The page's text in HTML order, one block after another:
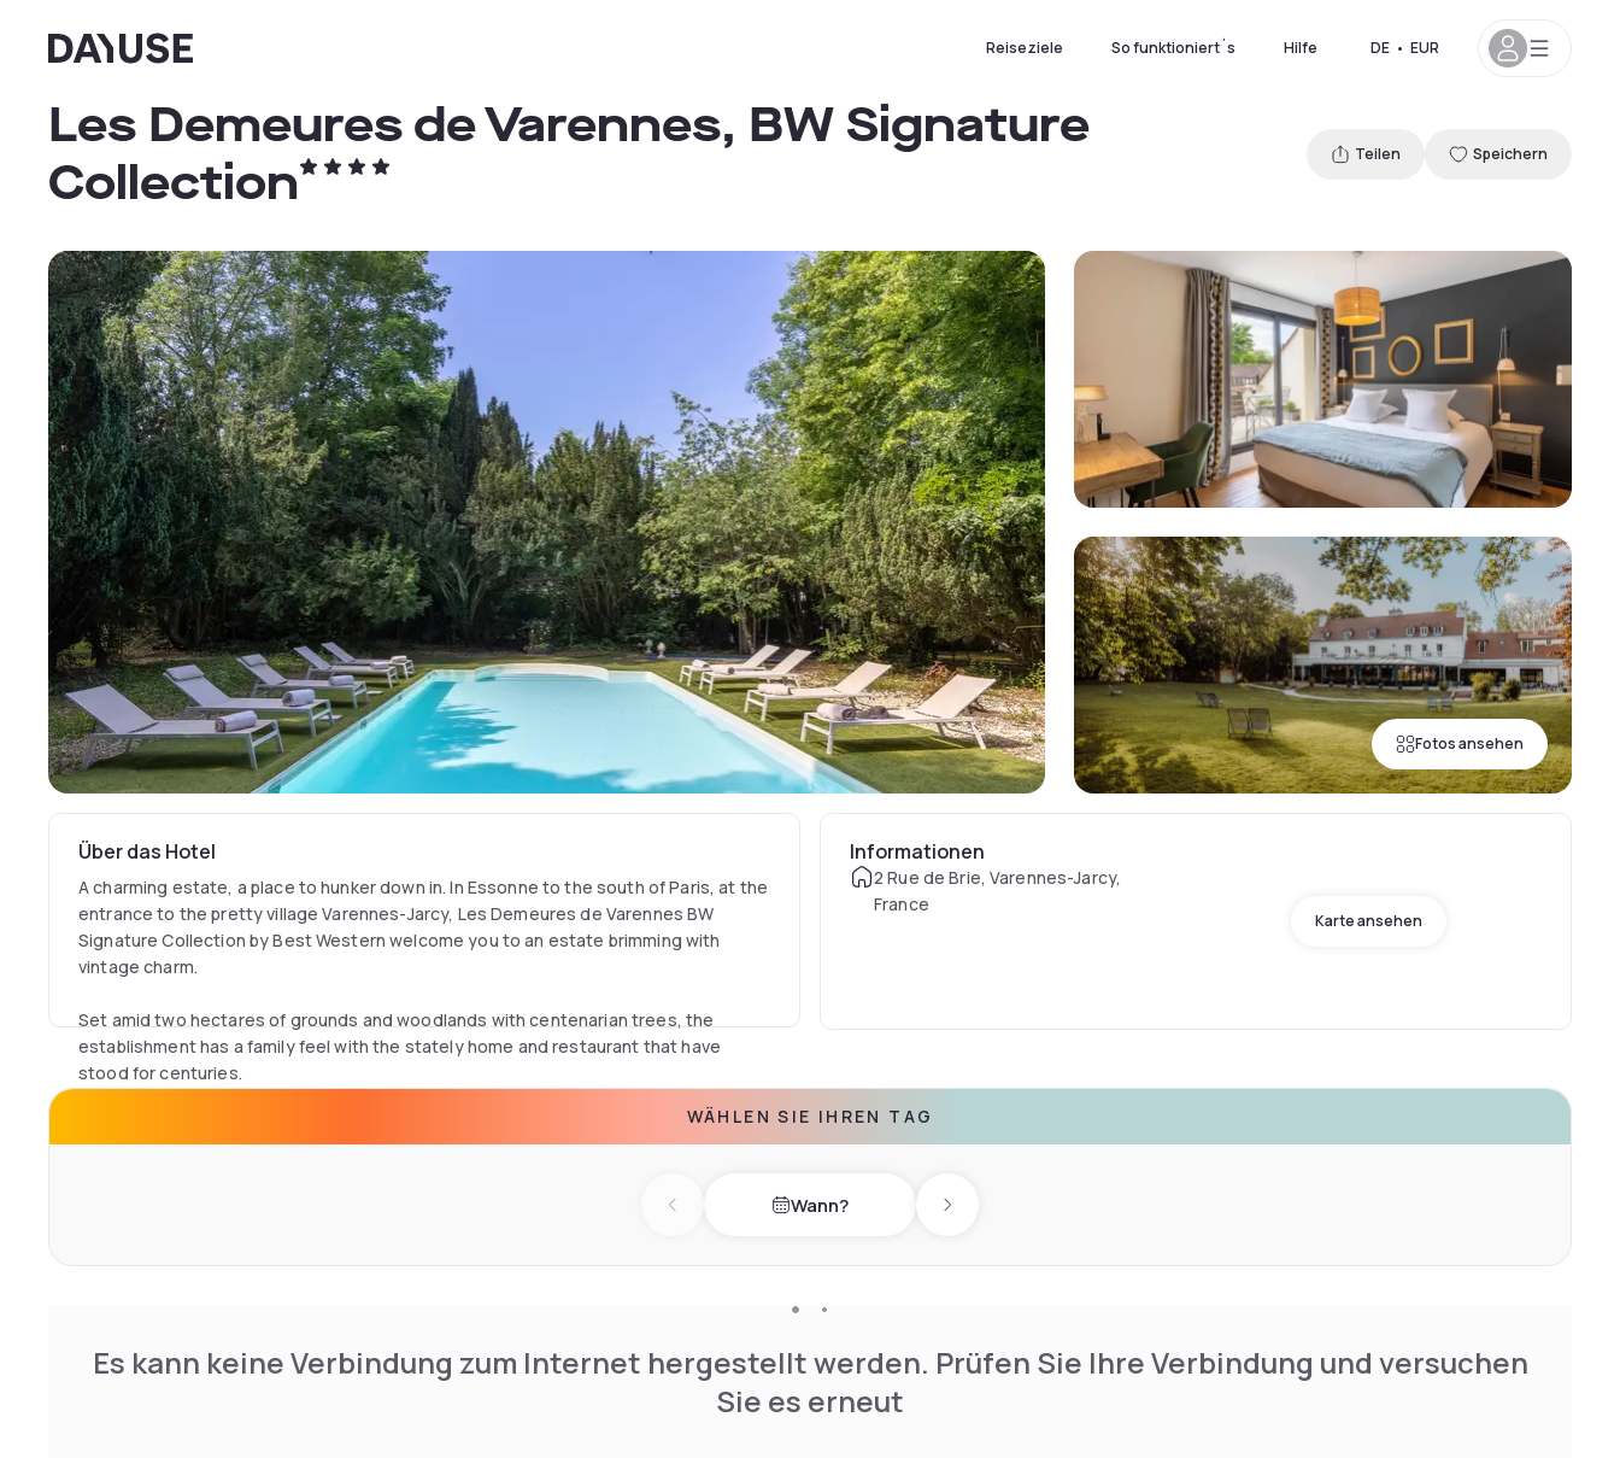
Dayuse Reiseziele So funktioniert´s Hilfe DE • EUR
Fotos ansehen
Les Demeures de Varennes, BW Signature
Collection
Teilen Speichern
Über das Hotel
A charming estate, a place to hunker down in. In Essonne to the south of Paris, at the
entrance to the pretty village Varennes-Jarcy, Les Demeures de Varennes BW
Signature Collection by Best Western welcome you to an estate brimming with
vintage charm.
Set amid two hectares of grounds and woodlands with centenarian trees, the
establishment has a family feel with the stately home and restaurant that have
stood for centuries.
There are 25 fully-fitted rooms and suites, designed with comfort, rest and winding
down in mind, out in the countryside.
Informationen
2 Rue de Brie, Varennes-Jarcy,
France
Karte ansehen
WÄHLEN SIE IHREN TAG
Previous day Wann? Next day
Es kann keine Verbindung zum Internet hergestellt werden. Prüfen Sie Ihre Verbindung und versuchen
Sie es erneut